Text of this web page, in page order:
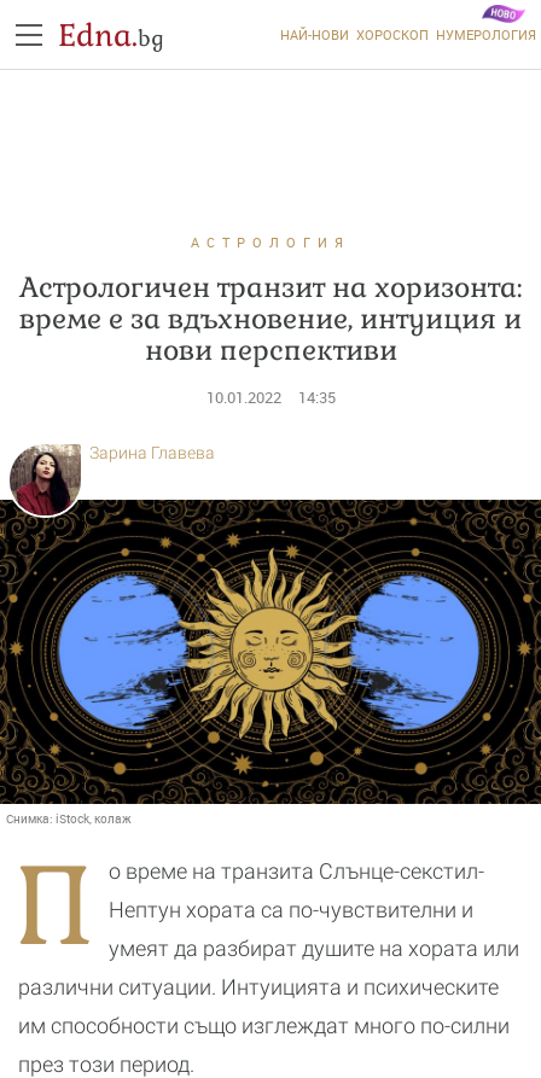
Edna.bg НАЙ-НОВИ ХОРОСКОП НУМЕРОЛОГИЯ
АСТРОЛОГИЯ
Астрологичен транзит на хоризонта:
време е за вдъхновение, интуиция и
нови перспективи
10.01.2022 14:35
Снимка: iStock, колаж
Зарина Главева
П
о време на транзита Слънце-секстил-
Нептун хората са по-чувствителни и
умеят да разбират душите на хората или
различни ситуации. Интуицията и психическите
им способности също изглеждат много по-силни
през този период.